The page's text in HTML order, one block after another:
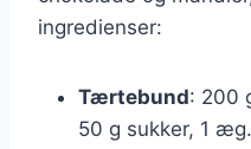
ingredienser:
Tærtebund: 200
50 g sukker, 1 æg.